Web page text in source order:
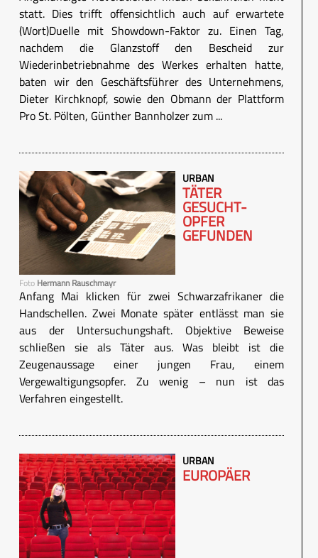
statt. Dies trifft offensichtlich auch auf erwartete
(Wort)Duelle mit Showdown-Faktor zu. Einen Tag,
nachdem die Glanzstoff den Bescheid zur
Wiederinbetriebnahme des Werkes erhalten hatte,
baten wir den Geschäftsführer des Unternehmens,
Dieter Kirchknopf, sowie den Obmann der Plattform
Pro St. Pölten, Günther Bannholzer zum ...
Foto Hermann Rauschmayr
URBAN
TÄTER
GESUCHT-
OPFER
GEFUNDEN
Anfang Mai klicken für zwei Schwarzafrikaner die
Handschellen. Zwei Monate später entlässt man sie
aus der Untersuchungshaft. Objektive Beweise
schließen sie als Täter aus. Was bleibt ist die
Zeugenaussage einer jungen Frau, einem
Vergewaltigungsopfer. Zu wenig – nun ist das
Verfahren eingestellt.
URBAN
EUROPÄER